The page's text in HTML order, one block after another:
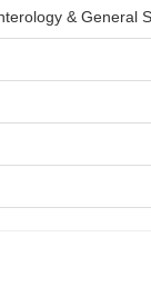
& General